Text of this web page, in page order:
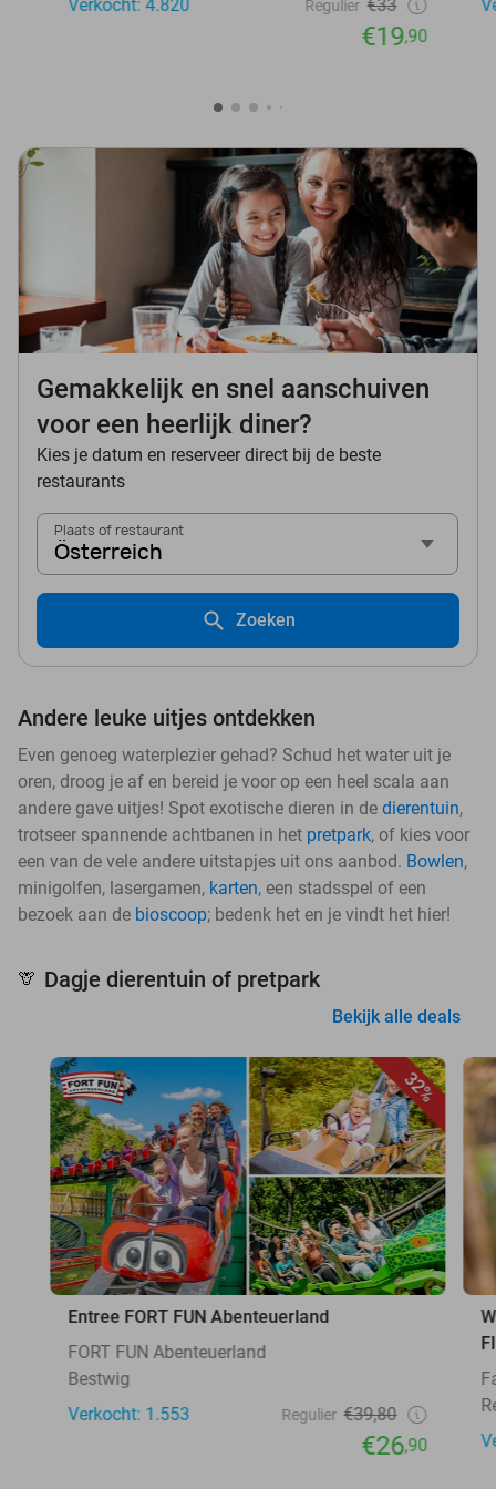
Verkocht: 4.820 Regulier €33
€19,90
Gemakkelijk en snel aanschuiven
voor een heerlijk diner?
Kies je datum en reserveer direct bij de beste
restaurants
Plaats of restaurant
Österreich
Zoeken
Andere leuke uitjes ontdekken
Even genoeg waterplezier gehad? Schud het water uit je
oren, droog je af en bereid je voor op een heel scala aan
andere gave uitjes! Spot exotische dieren in de dierentuin,
trotseer spannende achtbanen in het pretpark, of kies voor
een van de vele andere uitstapjes uit ons aanbod. Bowlen,
minigolfen, lasergamen, karten, een stadsspel of een
bezoek aan de bioscoop; bedenk het en je vindt het hier!
🦒 Dagje dierentuin of pretpark
Bekijk alle deals
32%
Entree FORT FUN Abenteuerland
FORT FUN Abenteuerland
Bestwig
Verkocht: 1.553
Regulier €39,80
€26,90